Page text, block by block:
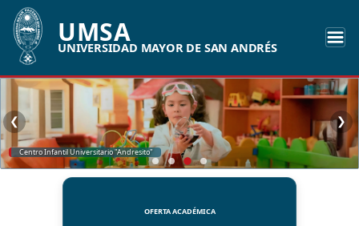
UMSA
UNIVERSIDAD MAYOR DE SAN ANDRÉS
Centro Infantil Universitario "Andresito"
❮ ❯
OFERTA ACADÉMICA